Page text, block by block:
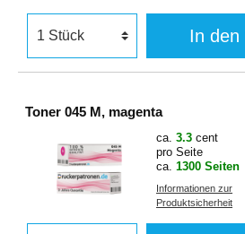
In den
Toner 045 M, magenta
ca. 3.3 cent
pro Seite
ca. 1300 Seiten
Informationen zur
Produktsicherheit